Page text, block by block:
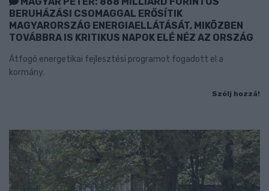
BERUHÁZÁSI CSOMAGGAL ERŐSÍTIK
MAGYARORSZÁG ENERGIAELLÁTÁSÁT, MIKÖZBEN
TOVÁBBRA IS KRITIKUS NAPOK ELÉ NÉZ AZ ORSZÁG
Átfogó energetikai fejlesztési programot fogadott el a
kormány.
Szólj hozzá!